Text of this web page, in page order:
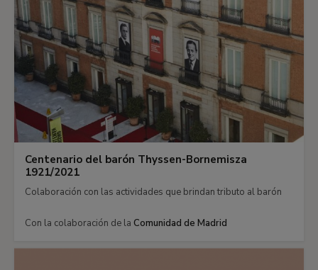
Centenario del barón Thyssen-Bornemisza
1921/2021
Colaboración con las actividades que brindan tributo al barón
Con la colaboración de la Comunidad de Madrid